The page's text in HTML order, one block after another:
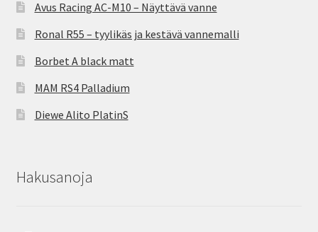
Avus Racing AC-M10 – Näyttävä vanne
Ronal R55 – tyylikäs ja kestävä vannemalli
Borbet A black matt
MAM RS4 Palladium
Diewe Alito PlatinS
Hakusanoja